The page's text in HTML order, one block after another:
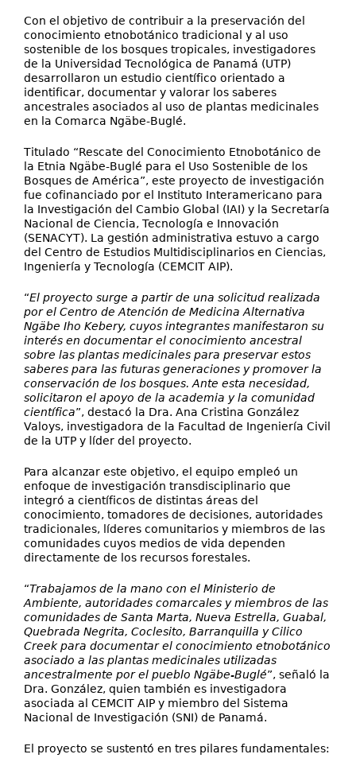
Con el objetivo de contribuir a la preservación del
conocimiento etnobotánico tradicional y al uso
sostenible de los bosques tropicales, investigadores
de la Universidad Tecnológica de Panamá (UTP)
desarrollaron un estudio científico orientado a
identificar, documentar y valorar los saberes
ancestrales asociados al uso de plantas medicinales
en la Comarca Ngäbe-Buglé.
Titulado “Rescate del Conocimiento Etnobotánico de
la Etnia Ngäbe-Buglé para el Uso Sostenible de los
Bosques de América”, este proyecto de investigación
fue cofinanciado por el Instituto Interamericano para
la Investigación del Cambio Global (IAI) y la Secretaría
Nacional de Ciencia, Tecnología e Innovación
(SENACYT). La gestión administrativa estuvo a cargo
del Centro de Estudios Multidisciplinarios en Ciencias,
Ingeniería y Tecnología (CEMCIT AIP).
“El proyecto surge a partir de una solicitud realizada
por el Centro de Atención de Medicina Alternativa
Ngäbe Iho Kebery, cuyos integrantes manifestaron su
interés en documentar el conocimiento ancestral
sobre las plantas medicinales para preservar estos
saberes para las futuras generaciones y promover la
conservación de los bosques. Ante esta necesidad,
solicitaron el apoyo de la academia y la comunidad
científica”, destacó la Dra. Ana Cristina González
Valoys, investigadora de la Facultad de Ingeniería Civil
de la UTP y líder del proyecto.
Para alcanzar este objetivo, el equipo empleó un
enfoque de investigación transdisciplinario que
integró a científicos de distintas áreas del
conocimiento, tomadores de decisiones, autoridades
tradicionales, líderes comunitarios y miembros de las
comunidades cuyos medios de vida dependen
directamente de los recursos forestales.
“Trabajamos de la mano con el Ministerio de
Ambiente, autoridades comarcales y miembros de las
comunidades de Santa Marta, Nueva Estrella, Guabal,
Quebrada Negrita, Coclesito, Barranquilla y Cilico
Creek para documentar el conocimiento etnobotánico
asociado a las plantas medicinales utilizadas
ancestralmente por el pueblo Ngäbe-Buglé”, señaló la
Dra. González, quien también es investigadora
asociada al CEMCIT AIP y miembro del Sistema
Nacional de Investigación (SNI) de Panamá.
El proyecto se sustentó en tres pilares fundamentales: